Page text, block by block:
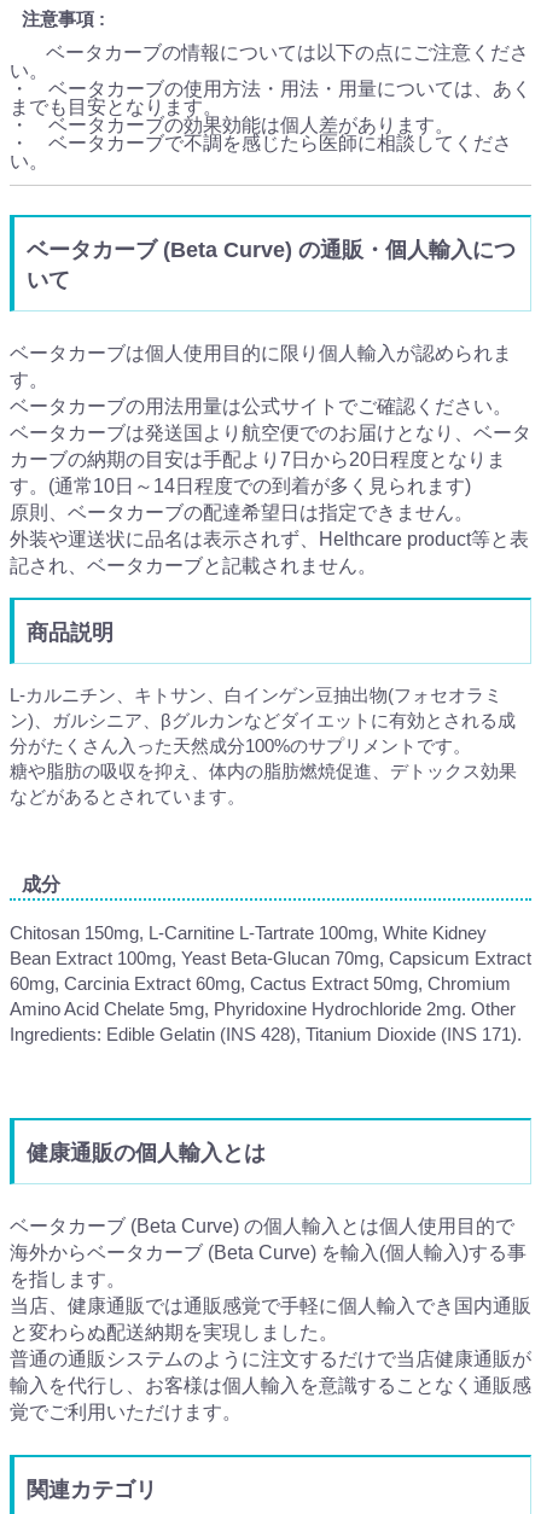
注意事項
ベータカーブの情報については以下の点にご注意くださ
い。
・ ベータカーブの使用方法・用法・用量については、あく
までも目安となります。
・ ベータカーブの効果効能は個人差があります。
・ ベータカーブで不調を感じたら医師に相談してくださ
い。
ベータカーブ (Beta Curve) の通販・個人輸入につ
いて
ベータカーブは個人使用目的に限り個人輸入が認められま
す。
ベータカーブの用法用量は公式サイトでご確認ください。
ベータカーブは発送国より航空便でのお届けとなり、ベータ
カーブの納期の目安は手配より7日から20日程度となりま
す。(通常10日～14日程度での到着が多く見られます)
原則、ベータカーブの配達希望日は指定できません。
外装や運送状に品名は表示されず、Helthcare product等と表
記され、ベータカーブと記載されません。
商品説明
L-カルニチン、キトサン、白インゲン豆抽出物(フォセオラミ
ン)、ガルシニア、βグルカンなどダイエットに有効とされる成
分がたくさん入った天然成分100%のサプリメントです。
糖や脂肪の吸収を抑え、体内の脂肪燃焼促進、デトックス効果
などがあるとされています。
成分
Chitosan 150mg, L-Carnitine L-Tartrate 100mg, White Kidney
Bean Extract 100mg, Yeast Beta-Glucan 70mg, Capsicum Extract
60mg, Carcinia Extract 60mg, Cactus Extract 50mg, Chromium
Amino Acid Chelate 5mg, Phyridoxine Hydrochloride 2mg. Other
Ingredients: Edible Gelatin (INS 428), Titanium Dioxide (INS 171).
健康通販の個人輸入とは
ベータカーブ (Beta Curve) の個人輸入とは個人使用目的で
海外からベータカーブ (Beta Curve) を輸入(個人輸入)する事
を指します。
当店、健康通販では通販感覚で手軽に個人輸入でき国内通販
と変わらぬ配送納期を実現しました。
普通の通販システムのように注文するだけで当店健康通販が
輸入を代行し、お客様は個人輸入を意識することなく通販感
覚でご利用いただけます。
関連カテゴリ